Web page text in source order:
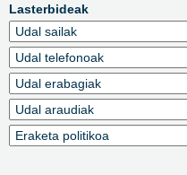
Lasterbideak